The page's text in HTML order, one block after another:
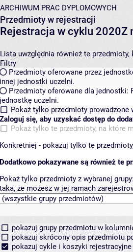
ARCHIWUM PRAC DYPLOMOWYCH
Przedmioty w rejestracji
Rejestracja w cyklu 2020Z
Lista uwzględnia również te
Filtry
Przedmioty oferowane przez
innej jednostki uczelni.
Przedmioty oferowane dla jednostki:
jednostkę uczelni.
Pokaż tylko przedmioty prowadzone
Zaloguj się, aby uzyskać dostęp do
Pokaż tylko te przedmioty, na które
Konkretniej - pokazuj tylko te
Dodatkowo pokazywane są również te
Pokaż tylko przedmioty z wybranej grupy:
taka, że możesz w jej ramach
pokazuj grupy przedmiotu w
pokazuj skrócony opis przedmiotu
pokazuj cykle i koszyki rejestracyjne